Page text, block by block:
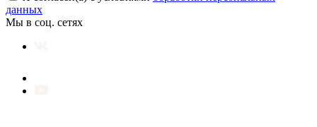
данных
Мы в соц. сетях